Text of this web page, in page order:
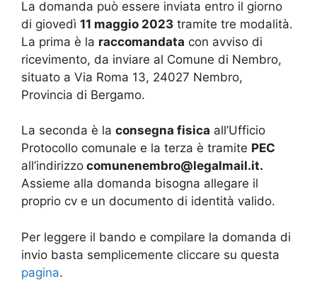
La domanda può essere inviata entro il giorno
di giovedì 11 maggio 2023 tramite tre modalità.
La prima è la raccomandata con avviso di
ricevimento, da inviare al Comune di Nembro,
situato a Via Roma 13, 24027 Nembro,
Provincia di Bergamo.
La seconda è la consegna fisica all’Ufficio
Protocollo comunale e la terza è tramite PEC
all’indirizzo comunenembro@legalmail.it.
Assieme alla domanda bisogna allegare il
proprio cv e un documento di identità valido.
Per leggere il bando e compilare la domanda di
invio basta semplicemente cliccare su questa
pagina.